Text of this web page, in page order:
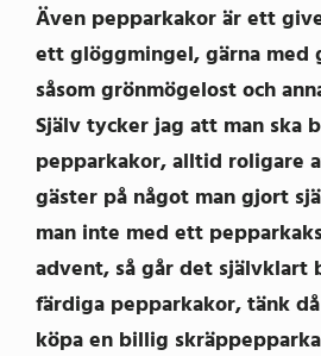
Även pepparkakor är ett
ett glöggmingel, gärna med
såsom grönmögelost och
Själv tycker jag att man ska
pepparkakor, alltid roligare
gäster på något man gjort
man inte med ett
advent, så går det självklart
färdiga pepparkakor, tänk
köpa en billig